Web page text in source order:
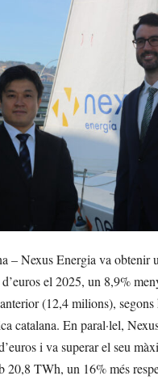
– Nexus Energia va obtenir
el 2025, un 8,9%
(12,4 milions),
catalana. En paral·lel,
i va superar el seu
20,8 TWh, un 16% més